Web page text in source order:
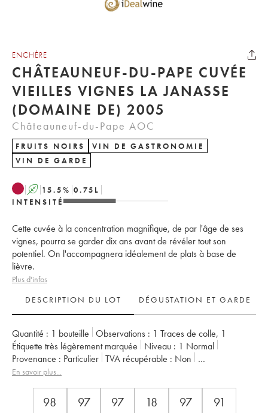
ENCHÈRE
CHÂTEAUNEUF-DU-PAPE CUVÉE
VIEILLES VIGNES LA JANASSE
(DOMAINE DE) 2005
Châteauneuf-du-Pape AOC
FRUITS NOIRS
VIN DE GASTRONOMIE
VIN DE GARDE
A 15.5% 0.75 L
INTENSITÉ
Cette cuvée à la concentration magnifique, de par l'âge de ses
vignes, pourra se garder dix ans avant de révéler tout son
potentiel. On l'accompagnera idéalement de plats à base de
lièvre.
Plus d'infos
DESCRIPTION DU LOT
DÉGUSTATION ET GARDE
Quantité : 1 bouteille Observations : 1 Traces de colle, 1
Étiquette très légèrement marquée
Niveau : 1 Normal
Provenance : particulier TVA récupérable :
non
Région :
Vallée du Rhône
En savoir plus...
98 97 97 18 97 91